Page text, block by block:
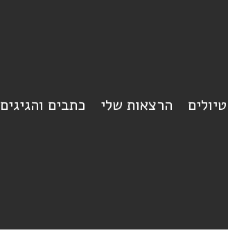
הרצאות שלי כתבים והגיגים